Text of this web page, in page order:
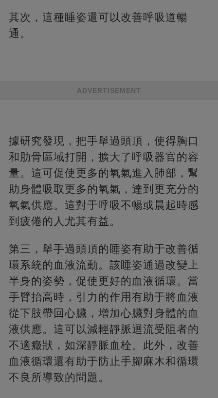
其次，這種睡姿還可以改善呼吸道暢
通。
ADVERTISEMENT
據研究發現，把手舉過頭頂，使得胸口
和肋骨區域打開，擴大了呼吸器官的容
量。這可促使更多的氧氣進入肺部，幫
助身體吸取更多的氧氣，達到更充分的
氧氣供應。這對于呼吸不暢或晨起時感
到疲倦的人尤其有益。
第三，舉手過頭頂的睡姿有助于改善循
環系統的血液流動。該睡姿通過改變上
半身的姿勢，促使更好的血液循環。當
手臂抬高時，引力的作用有助于將血液
從下肢帶回心臟，增加心臟對身體的血
液供應。這可以減輕靜脈迴流受阻者的
不適癥狀，如深靜脈血栓。此外，改善
血液循環還有助于防止手腳麻木和循環
不良所導致的問題。